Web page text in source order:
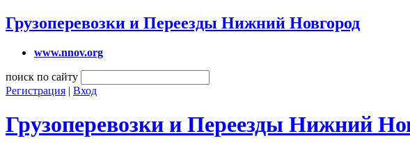
Грузоперевозки и Переезды Нижний Новгород
www.nnov.org
поиск по сайту
Регистрация | Вход
Грузоперевозки и Переезды Нижний